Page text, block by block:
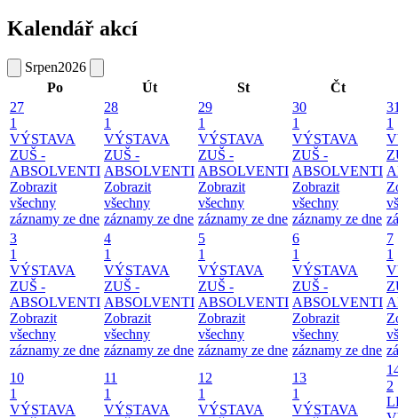
Kalendář akcí
Srpen2026
Po
Út St
Čt
27
1
VÝSTAVA
ZUŠ -
ABSOLVENTI
Zobrazit
všechny
záznamy ze dne
28
1
VÝSTAVA
ZUŠ -
ABSOLVENTI
Zobrazit
všechny
záznamy ze dne
29
1
VÝSTAVA
ZUŠ -
ABSOLVENTI
Zobrazit
všechny
záznamy ze dne
30
1
VÝSTAVA
ZUŠ -
ABSOLVENTI
Zobrazit
všechny
záznamy ze dne
1
3
1
VÝSTAVA
ZUŠ -
ABSOLVENTI
Zobrazit
všechny
záznamy ze dne
4
1
VÝSTAVA
ZUŠ -
ABSOLVENTI
Zobrazit
všechny
záznamy ze dne
5
1
VÝSTAVA
ZUŠ -
ABSOLVENTI
Zobrazit
všechny
záznamy ze dne
6
1
VÝSTAVA
ZUŠ -
ABSOLVENTI
Zobrazit
všechny
záznamy ze dne
7
1
10
1
VÝSTAVA
11
1
VÝSTAVA
12
1
VÝSTAVA
13
1
VÝSTAVA
2